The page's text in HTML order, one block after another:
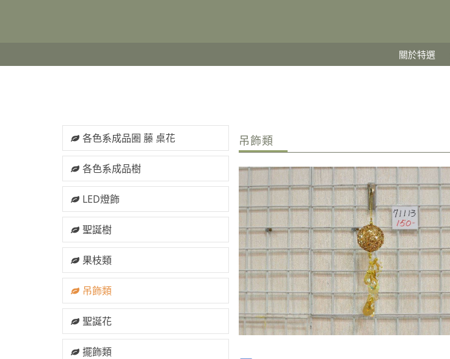
關於特選
各色系成品圈 藤 桌花
各色系成品樹
LED燈飾
聖誕樹
果枝類
吊飾類
聖誕花
擺飾類
吊飾類